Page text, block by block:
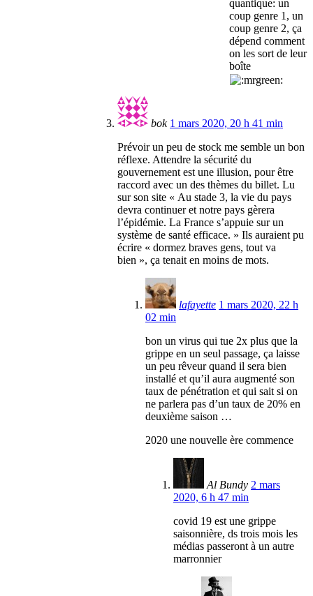
quantique: un
coup genre 1, un
coup genre 2, ça
dépend comment
on les sort de leur
boîte
bok 1 mars 2020, 20 h 41 min
Prévoir un peu de stock me semble un bon
réflexe. Attendre la sécurité du
gouvernement est une illusion, pour être
raccord avec un des thèmes du billet. Lu
sur son site « Au stade 3, la vie du pays
devra continuer et notre pays gèrera
l’épidémie. La France s’appuie sur un
système de santé efficace. » Ils auraient pu
écrire « dormez braves gens, tout va
bien », ça tenait en moins de mots.
lafayette 1 mars 2020, 22 h
02 min
bon un virus qui tue 2x plus que la
grippe en un seul passage, ça laisse
un peu rêveur quand il sera bien
installé et qu’il aura augmenté son
taux de pénétration et qui sait si on
ne parlera pas d’un taux de 20% en
deuxième saison …
2020 une nouvelle ère commence
Al Bundy 2 mars
2020, 6 h 47 min
covid 19 est une grippe
saisonnière, ds trois mois les
médias passeront à un autre
marronnier